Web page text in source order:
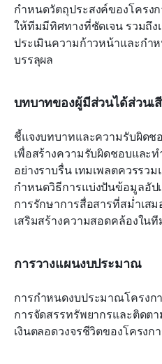
กำหนดวัตถุประสงค์ของโครง
ให้ทีมมีทิศทางที่ชัดเจน รวมถึง
ประเมินความก้าวหน้าและกำ
บรรลุผล
บทบาทของผู้มีส่วนได้ส่วนเ
ชี้แจงบทบาทและความรับผิดช
เพื่อสร้างความรับผิดชอบและ
อย่างราบรื่น เทมเพลตควรรว
กำหนดวิธีการแบ่งปันข้อมูลอัป
การรักษาการสื่อสารที่สม่ำเส
เสริมสร้างความสอดคล้องในที
การวางแผนงบประมาณ
การกำหนดงบประมาณโครงก
การจัดสรรทรัพยากรและติดต
เงินตลอดวงจรชีวิตของโครงก